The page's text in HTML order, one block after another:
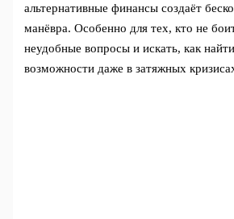
альтернативные финансы создаёт
манёвра. Особенно для тех, кто не
неудобные вопросы и искать, как
возможности даже в затяжных